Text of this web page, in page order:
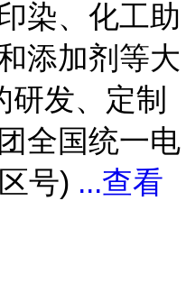
染、化工助
添加剂等大
研发、定制
全国统一电
号) ...查看